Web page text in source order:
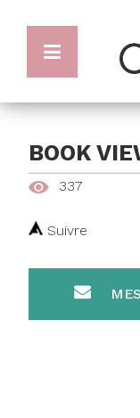
BOOK
337
Suivre